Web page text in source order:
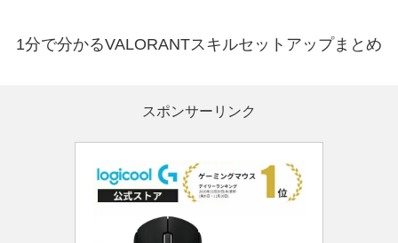
1分で分かるVALORANTスキルセットアップまとめ
スポンサーリンク